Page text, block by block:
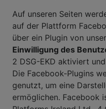
Auf unseren Seiten
auf der Plattform
über ein Plugin von
Einwilligung des
2 DSG-EKD aktiviert
Die Facebook-Plugins
genutzt, um eine
ermöglichen. Facebook